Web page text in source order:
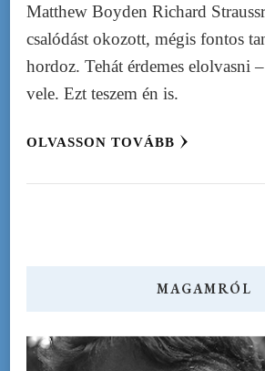
Matthew Boyden Richard
csalódást okozott, mégis fontos
hordoz. Tehát érdemes elolvasni
vele. Ezt teszem én is.
OLVASSON TOVÁBB
MAGAMRÓL